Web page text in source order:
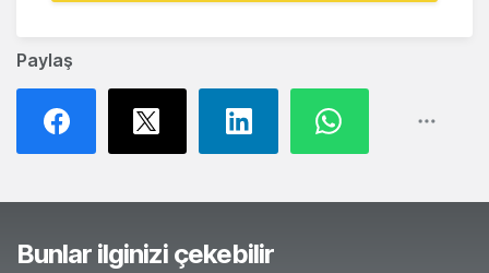
Paylaş
Bunlar ilginizi çekebilir